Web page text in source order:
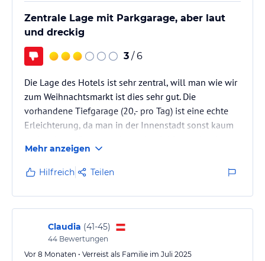
Zentrale Lage mit Parkgarage, aber laut
und dreckig
3 / 6
Die Lage des Hotels ist sehr zentral, will man wie wir
zum Weihnachtsmarkt ist dies sehr gut. Die
vorhandene Tiefgarage (20,- pro Tag) ist eine echte
Erleichterung, da man in der Innenstadt sonst kaum
mit den positiven Aspekten.
Die Zimmer scheinen zwar renoviert zu sein, jedoch
sind die Fenster undicht, so dass es zieht und vor
allem von der Straße sehr laut ist. Viel schlimmer
aber noch ist die, nicht vorhandene, Sauberkeit. Nicht
nur sind die Teppichböden…
Mehr anzeigen
Hilfreich Teilen
Claudia (41-45)
44 Bewertungen
Vor 8 Monaten • Verreist als Familie im Juli 2025